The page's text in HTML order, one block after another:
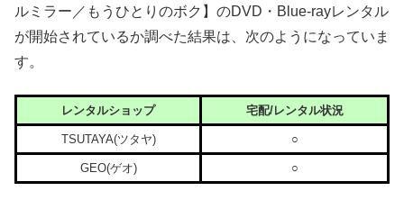
ルミラー／もうひとりのボク】のDVD・Blue-rayレンタル
が開始されているか調べた結果は、次のようになっていま
す。
レンタルショップ 宅配/レンタル状況
TSUTAYA(ツタヤ) ○
GEO(ゲオ) ○